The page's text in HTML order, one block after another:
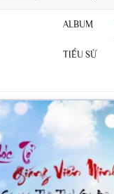
ALBUM
TIỂU SỬ